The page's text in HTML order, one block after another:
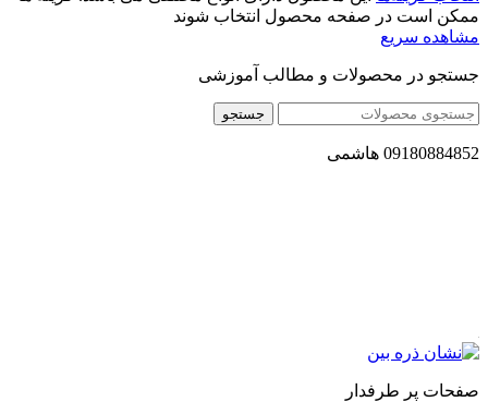
ممکن است در صفحه محصول انتخاب شوند
مشاهده سریع
جستجو در محصولات و مطالب آموزشی
جستجو
09180884852 هاشمی
صفحات پر طرفدار